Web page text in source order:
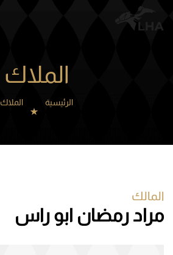
الملاك
الرئيسية الملاك
المالك
مراد رمضان ابو راس